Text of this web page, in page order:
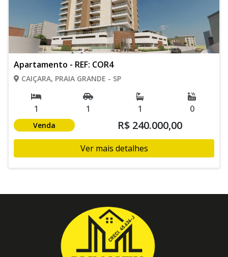
Apartamento - REF: COR4
CAIÇARA, PRAIA GRANDE - SP
1 1 1 0
Venda R$ 240.000,00
Ver mais detalhes